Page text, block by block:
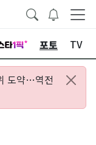
포토 TV
도약…역전